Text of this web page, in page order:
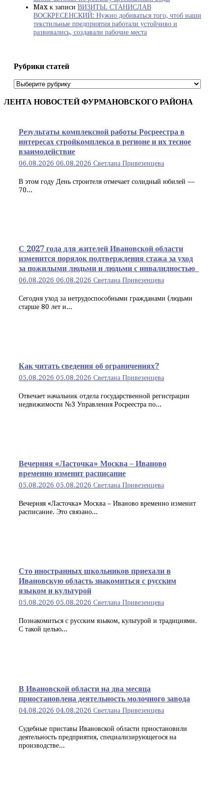
Max к записи ВИЗИТЫ. СТАНИСЛАВ
ВОСКРЕСЕНСКИЙ: Нужно добиваться того, чтоб наши
текстильные предприятия работали устойчиво и
развивались, создавали рабочие места
Рубрики статей
Рубрики
статей
ЛЕНТА НОВОСТЕЙ ФУРМАНОВСКОГО РАЙОНА
Результаты комплексной работы Росреестра в
интересах стройкомплекса в регионе и их тесное
взаимодействие
06.08.2026 06.08.2026 Светлана Привезенцева
В этом году День строителя отмечает солидный юбилей —
70...
С 2027 года для жителей Ивановской области
изменится порядок подтверждения стажа за уход
за пожилыми людьми и людьми с инвалидностью
06.08.2026 06.08.2026 Светлана Привезенцева
Сегодня уход за нетрудоспособными гражданами (людьми
старше 80 лет и...
Как читать сведения об ограничениях?
05.08.2026 05.08.2026 Светлана Привезенцева
Отвечает начальник отдела государственной регистрации
недвижимости №3 Управления Росреестра по...
Вечерняя «Ласточка» Москва – Иваново
временно изменит расписание
05.08.2026 05.08.2026 Светлана Привезенцева
Вечерняя «Ласточка» Москва – Иваново временно изменит
расписание. Это связано...
Сто иностранных школьников приехали в
Ивановскую область знакомиться с русским
языком и культурой
05.08.2026 05.08.2026 Светлана Привезенцева
Познакомиться с русским языком, культурой и традициями.
С такой целью...
В Ивановской области на два месяца
приостановлена деятельность молочного завода
04.08.2026 04.08.2026 Светлана Привезенцева
Судебные приставы Ивановской области приостановили
деятельность предприятия, специализирующегося на
производстве...